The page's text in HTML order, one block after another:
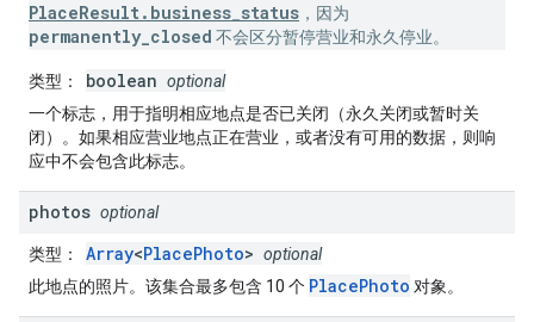
PlaceResult.business_status ，因为
permanently_closed 不会区分暂停营业和永久停业。
类型 ： boolean optional
一个标志，用于指明相应地点是否已关闭（永久关闭或暂时关
闭）。如果相应营业地点正在营业，或者没有可用的数据，则响
应中不会包含此标志。
photos optional
类型 ： Array<PlacePhoto> optional
此地点的照片。该集合最多包含 10 个 PlacePhoto 对象。